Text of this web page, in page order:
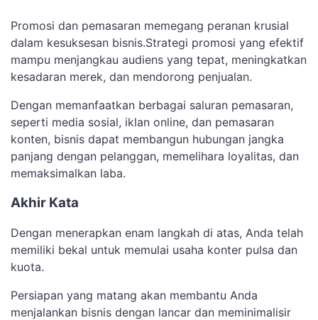
Promosi dan pemasaran memegang peranan krusial
dalam kesuksesan bisnis.Strategi promosi yang efektif
mampu menjangkau audiens yang tepat, meningkatkan
kesadaran merek, dan mendorong penjualan.
Dengan memanfaatkan berbagai saluran pemasaran,
seperti media sosial, iklan online, dan pemasaran
konten, bisnis dapat membangun hubungan jangka
panjang dengan pelanggan, memelihara loyalitas, dan
memaksimalkan laba.
Akhir Kata
Dengan menerapkan enam langkah di atas, Anda telah
memiliki bekal untuk memulai usaha konter pulsa dan
kuota.
Persiapan yang matang akan membantu Anda
menjalankan bisnis dengan lancar dan meminimalisir